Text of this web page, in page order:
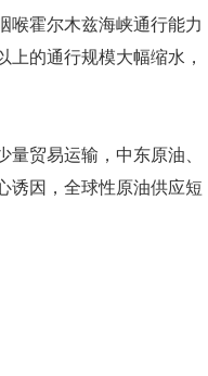
霍尔木兹海峡通行能力
的通行规模大幅缩水，
贸易运输，中东原油、
诱因，全球性原油供应短